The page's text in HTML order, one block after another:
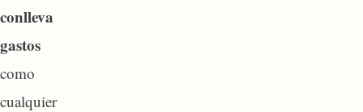
conlleva
gastos
como
cualquier